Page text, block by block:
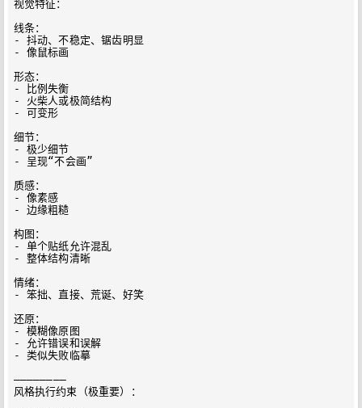
视觉特征：
线条：
- 抖动、不稳定、锯齿明显
- 像鼠标画
形态：
- 比例失衡
- 火柴人或极简结构
- 可变形
细节：
- 极少细节
- 呈现“不会画”
质感：
- 像素感
- 边缘粗糙
构图：
- 单个贴纸允许混乱
- 整体结构清晰
情绪：
- 笨拙、直接、荒诞、好笑
还原：
- 模糊像原图
- 允许错误和误解
- 类似失败临摹
————————
风格执行约束（极重要）：